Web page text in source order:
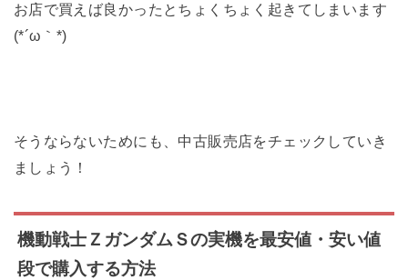
お店で買えば良かったとちょくちょく起きてしまいます
(*´ω｀*)
そうならないためにも、中古販売店をチェックしていき
ましょう！
機動戦士ＺガンダムＳの実機を最安値・安い値
段で購入する方法